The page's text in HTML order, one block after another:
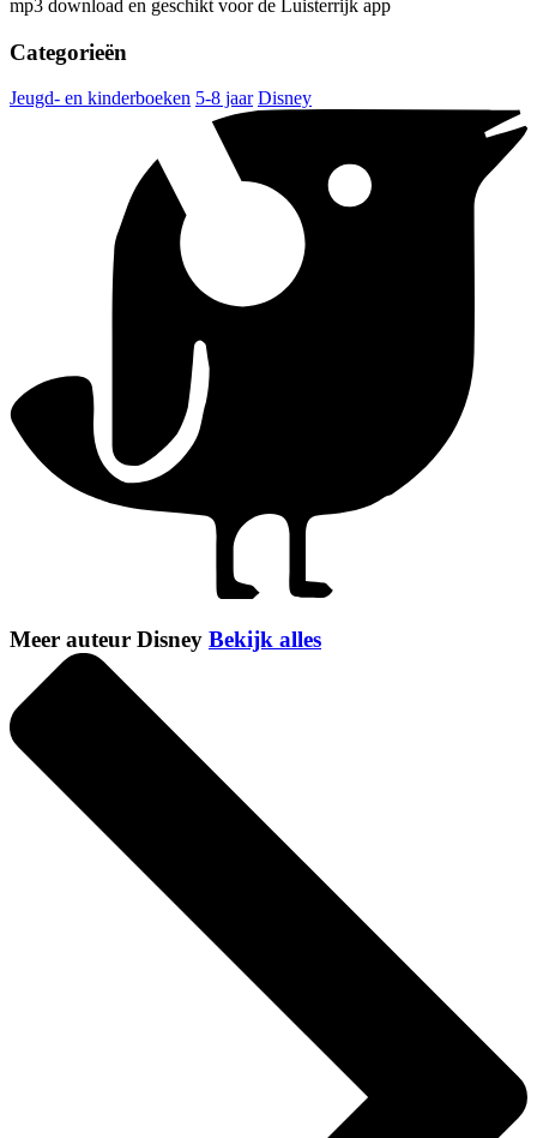
mp3 download en geschikt voor de Luisterrijk app
Categorieën
Jeugd- en kinderboeken 5-8 jaar Disney
Meer auteur Disney Bekijk alles